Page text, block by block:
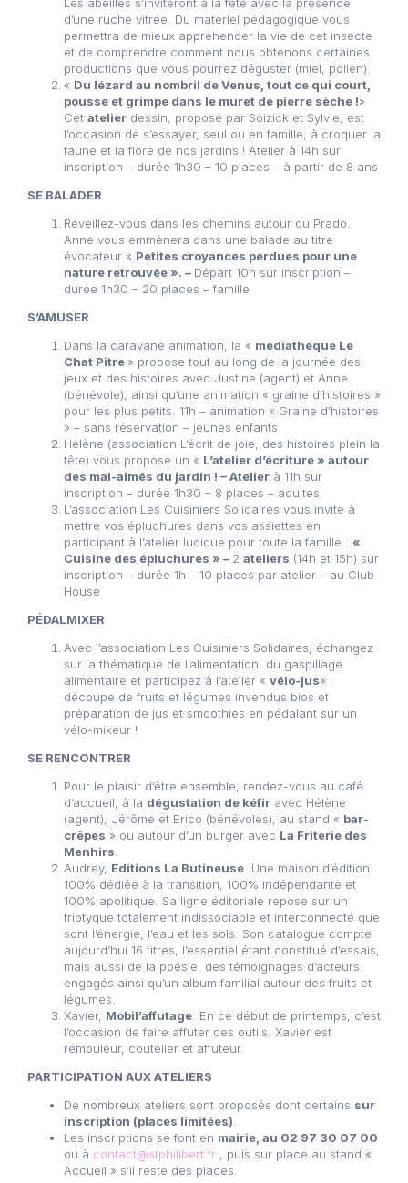
d’une ruche vitrée. Du matériel pédagogique vous
permettra de mieux appréhender la vie de cet insecte
et de comprendre comment nous obtenons certaines
productions que vous pourrez déguster (miel, pollen).
« Du lézard au nombril de Venus, tout ce qui court,
pousse et grimpe dans le muret de pierre sèche !»
Cet atelier dessin, proposé par Soizick et Sylvie, est
l’occasion de s’essayer, seul ou en famille, à croquer la
faune et la flore de nos jardins ! Atelier à 14h sur
inscription – durée 1h30 – 10 places – à partir de 8 ans
SE BALADER
Réveillez-vous dans les chemins autour du Prado.
Anne vous emmènera dans une balade au titre
évocateur « Petites croyances perdues pour une
nature retrouvée ». – Départ 10h sur inscription –
durée 1h30 – 20 places – famille
S’AMUSER
Dans la caravane animation, la « médiathèque Le
Chat Pitre » propose tout au long de la journée des
jeux et des histoires avec Justine (agent) et Anne
(bénévole), ainsi qu’une animation « graine d’histoires »
pour les plus petits. 11h – animation « Graine d’histoires
» – sans réservation – jeunes enfants
Hélène (association L’écrit de joie, des histoires plein la
tête) vous propose un « L’atelier d’écriture » autour
des mal-aimés du jardin ! – Atelier à 11h sur
inscription – durée 1h30 – 8 places – adultes
L’association Les Cuisiniers Solidaires vous invite à
mettre vos épluchures dans vos assiettes en
participant à l’atelier ludique pour toute la famille : «
Cuisine des épluchures » – 2 ateliers (14h et 15h) sur
inscription – durée 1h – 10 places par atelier – au Club
House
PÉDALMIXER
Avec l’association Les Cuisiniers Solidaires, échangez
sur la thématique de l’alimentation, du gaspillage
alimentaire et participez à l’atelier « vélo-jus» :
découpe de fruits et légumes invendus bios et
préparation de jus et smoothies en pédalant sur un
vélo-mixeur !
SE RENCONTRER
Pour le plaisir d’être ensemble, rendez-vous au café
d’accueil, à la dégustation de kéfir avec Hélène
(agent), Jérôme et Erico (bénévoles), au stand « bar-
crêpes » ou autour d’un burger avec La Friterie des
Menhirs
Audrey, Editions La Butineuse . Une maison d’édition
100% dédiée à la transition, 100% indépendante et
100% apolitique. Sa ligne éditoriale repose sur un
triptyque totalement indissociable et interconnecté que
sont l’énergie, l’eau et les sols. Son catalogue compte
aujourd’hui 16 titres, l’essentiel étant constitué d’essais,
mais aussi de la poésie, des témoignages d’acteurs
engagés ainsi qu’un album familial autour des fruits et
légumes.
Xavier, Mobil’affutage . En ce début de printemps, c’est
l’occasion de faire affuter ces outils. Xavier est
rémouleur, coutelier et affuteur.
PARTICIPATION AUX ATELIERS
De nombreux ateliers sont proposés dont certains sur
inscription (places limitées)
Les inscriptions se font en mairie, au 02 97 30 07 00
ou à contact@stphilibert.fr , puis sur place au stand «
Accueil » s’il reste des places.